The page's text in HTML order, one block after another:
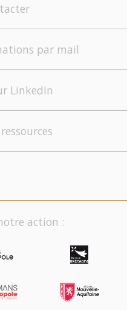
par mail
LinkedIn
action :